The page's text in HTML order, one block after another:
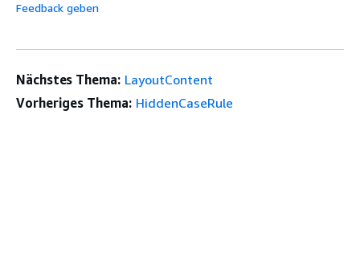
Feedback geben
Nächstes Thema: LayoutContent
Vorheriges Thema: HiddenCaseRule